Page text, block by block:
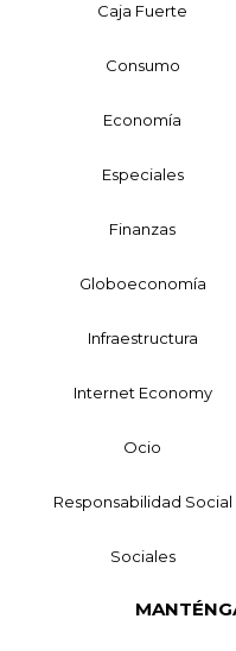
Caja Fuerte
Consumo
Economía
Especiales
Finanzas
Globoeconomía
Infraestructura
Internet Economy
Ocio
Responsabilidad Social
Sociales